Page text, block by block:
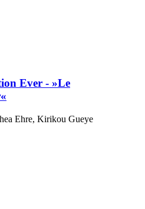
Ever - »Le
Ehre, Kirikou Gueye